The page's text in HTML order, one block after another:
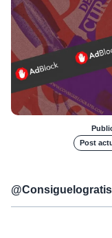
Post
@Consiguelogratis